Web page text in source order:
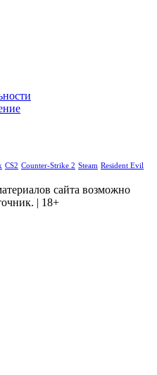
CS2 Counter-Strike 2 Steam Resident Evil
сайта возможно
| 18+